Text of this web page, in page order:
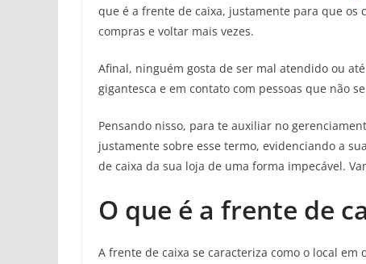
que é a frente de caixa, justamente para que
compras e voltar mais vezes.
Afinal, ninguém gosta de ser mal atendido ou
gigantesca e em contato com pessoas que não
Pensando nisso, para te auxiliar no
justamente sobre esse termo, evidenciando a
de caixa da sua loja de uma forma impecável.
O que é a frente de
A frente de caixa se caracteriza como o local